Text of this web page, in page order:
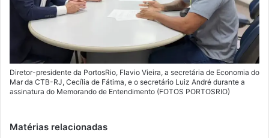
Diretor-presidente da PortosRio, Flavio Vieira, a secretária de Economia do
Mar da CTB-RJ, Cecília de Fátima, e o secretário Luiz André durante a
assinatura do Memorando de Entendimento (FOTOS PORTOSRIO)
Matérias relacionadas